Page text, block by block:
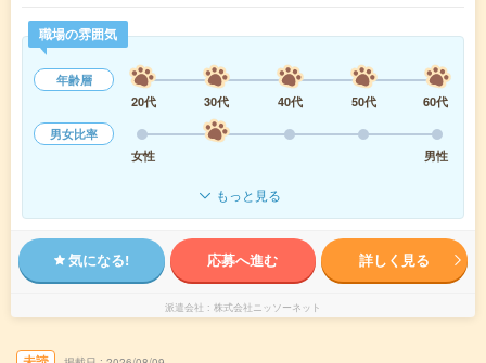
職場の雰囲気
年齢層
20代
30代 40代 50代
60代
男女比率
女性
男性
もっと見る
気になる! 応募へ進む 詳しく見る
派遣会社 株式会社ニッソーネット